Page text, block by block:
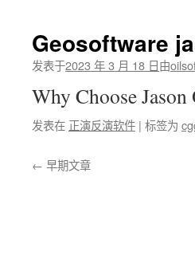
Geosoftware
发表于2023 年 3 月 18 日由
Why Choose
发表在 正演反演软件 | 标签为
← 早期文章